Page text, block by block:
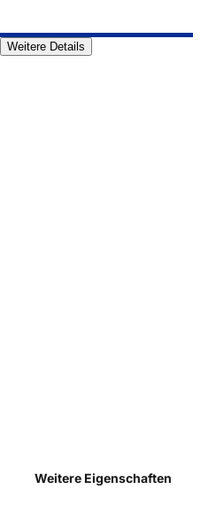
Weitere Details
Weitere Eigenschaften